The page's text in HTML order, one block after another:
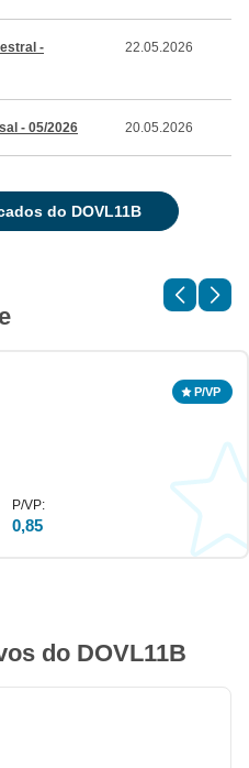
-
22.05.2026
- 05/2026 20.05.2026
do DOVL11B
0,85
do DOVL11B